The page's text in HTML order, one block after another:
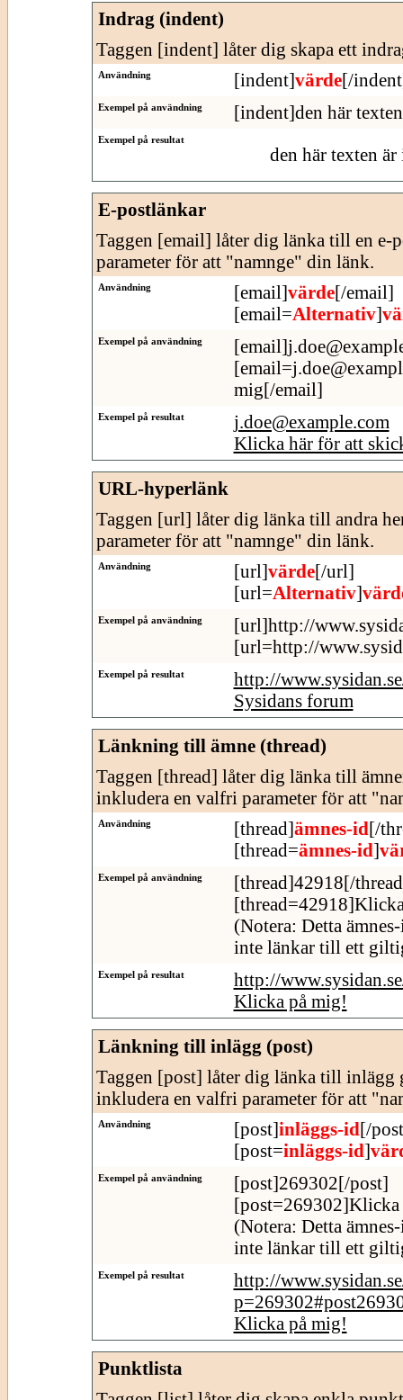
Indrag (indent)
Taggen [indent] låter dig skapa ett
Användning [indent]värde[/
Exempel på användning [indent]den här
Exempel på resultat
den här texten är
E-postlänkar
Taggen [email] låter dig länka till en e-
parameter för att "namnge" din länk.
Användning [email]värde[/email]
[email=Alternativ]
Exempel på användning
mig[/email]
Exempel på resultat
j.doe@example.com
Klicka här för att
URL-hyperlänk
Taggen [url] låter dig länka till andra
parameter för att "namnge" din länk.
Användning [url]värde[/url]
[url=Alternativ]
Exempel på användning
[url]http://
[url=http://
Exempel på resultat
http://
Sysidans forum
Länkning till ämne (thread)
Taggen [thread] låter dig länka till
inkludera en valfri parameter för att
Användning [thread]ämnes-id[/
[thread=ämnes-id]
Exempel på användning
[thread]42918[/
(Notera: Detta
inte länkar till ett
Exempel på resultat
http://
Klicka på mig!
Länkning till inlägg (post)
Taggen [post] låter dig länka till inlägg
inkludera en valfri parameter för att
Användning [post]inläggs-id[/
[post=inläggs-id]
Exempel på användning
[post]269302[/post]
(Notera: Detta
inte länkar till ett
Exempel på resultat
http://
Klicka på mig!
Punktlista